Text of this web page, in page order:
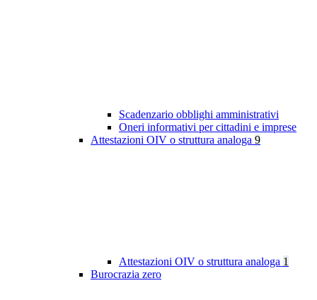
Scadenzario obblighi amministrativi
Oneri informativi per cittadini e imprese
Attestazioni OIV o struttura analoga 9
Attestazioni OIV o struttura analoga 1
Burocrazia zero